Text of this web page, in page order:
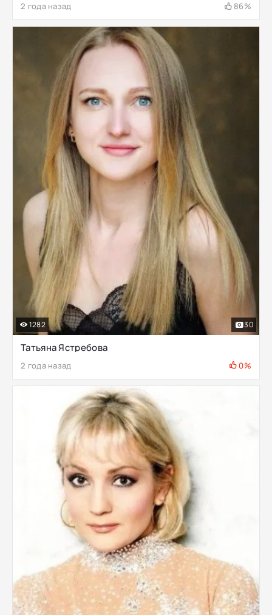
2 года назад 86%
Татьяна Ястребова
2 года назад 0%
1282 30